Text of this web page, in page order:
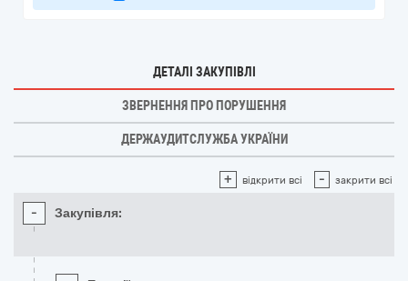
ДЕТАЛІ ЗАКУПІВЛІ
ЗВЕРНЕННЯ ПРО ПОРУШЕННЯ
ДЕРЖАУДИТСЛУЖБА УКРАЇНИ
+ відкрити всі - закрити всі
- Закупівля: